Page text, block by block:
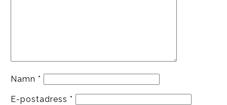
Namn *
E-postadress *